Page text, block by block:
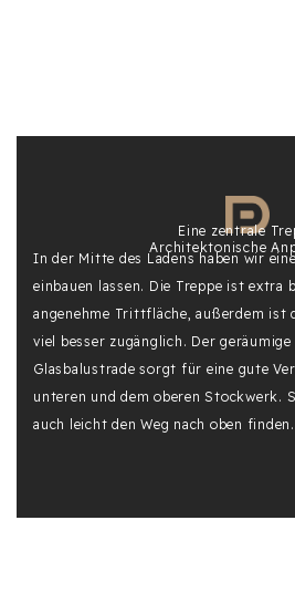
Architektonische
Eine zentrale
In der Mitte des Ladens haben wir
einbauen lassen. Die Treppe ist extra
angenehme Trittfläche, außerdem ist
viel besser zugänglich. Der
Glasbalustrade sorgt für eine gute
unteren und dem oberen Stockwerk.
auch leicht den Weg nach oben finden.